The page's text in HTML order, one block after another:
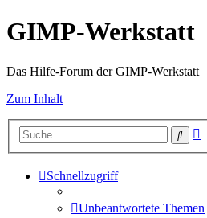
GIMP-Werkstatt
Das Hilfe-Forum der GIMP-Werkstatt
Zum Inhalt
Suche
Schnellzugriff
Unbeantwortete Themen